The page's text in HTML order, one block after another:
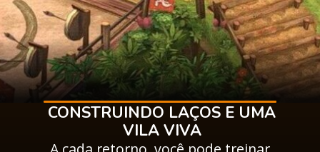
CONSTRUINDO LAÇOS E UMA
VILA VIVA